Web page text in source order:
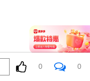
15704
0 0